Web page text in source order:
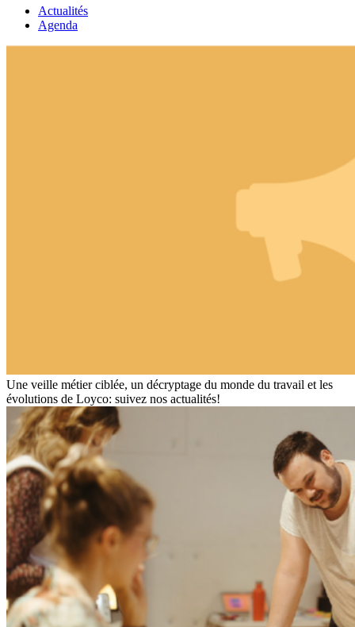
Actualités
Agenda
Une veille métier ciblée, un décryptage du monde du travail et les
évolutions de Loyco: suivez nos actualités!